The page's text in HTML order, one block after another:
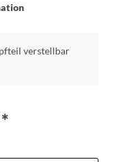
verstellbar